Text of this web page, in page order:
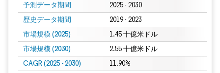
予測データ期間 2025 - 2030
歴史データ期間 2019 - 2023
市場規模 (2025) 1.45 十億米ドル
市場規模 (2030) 2.55 十億米ドル
CAGR (2025 - 2030) 11.90%